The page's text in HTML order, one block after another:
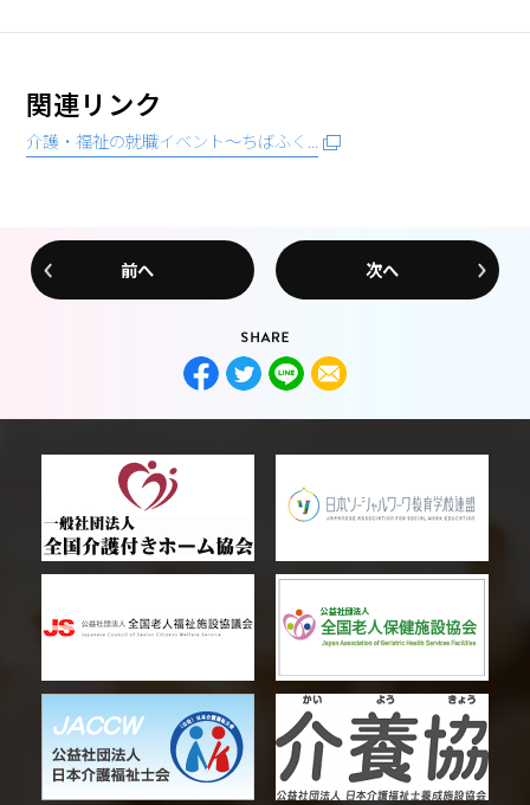
関連リンク
介護・福祉の就職イベント～ちばふく...
前へ 次へ